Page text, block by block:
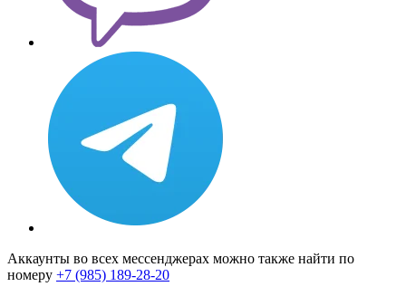
Аккаунты во всех мессенджерах можно также найти по
номеру +7 (985) 189-28-20